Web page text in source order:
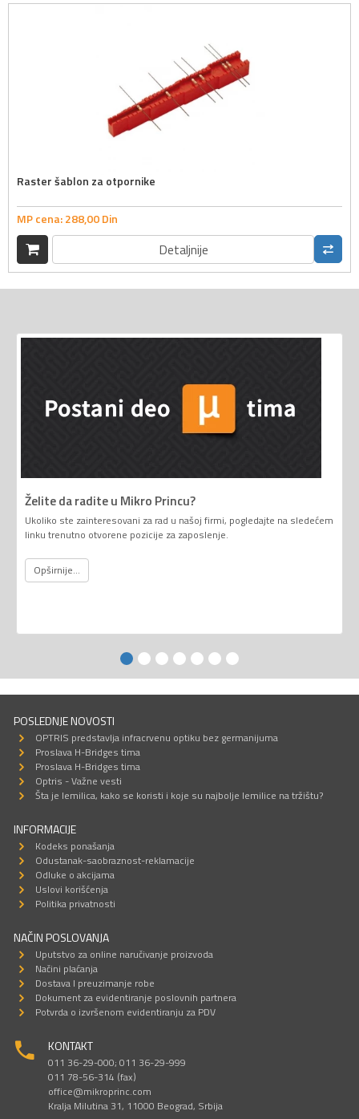
Raster šablon za otpornike
MP cena:288,00Din
Detaljnije
Želite da radite u Mikro Princu?
Ukoliko ste zainteresovani za rad u našoj firmi, pogledajte na sledećem
linku trenutno otvorene pozicije za zaposlenje.
Opširnije...
POSLEDNJE NOVOSTI
OPTRIS predstavlja infracrvenu optiku bez germanijuma
Proslava H-Bridges tima
Proslava H-Bridges tima
Optris - Važne vesti
Šta je lemilica, kako se koristi i koje su najbolje lemilice na tržištu?
INFORMACIJE
Kodeks ponašanja
Odustanak-saobraznost-reklamacije
Odluke o akcijama
Uslovi korišćenja
Politika privatnosti
NAČIN POSLOVANJA
Uputstvo za online naručivanje proizvoda
Načini plaćanja
Dostava I preuzimanje robe
Dokument za evidentiranje poslovnih partnera
Potvrda o izvršenom evidentiranju za PDV
KONTAKT
011 36-29-000; 011 36-29-999
011 78-56-314 (fax)
office@mikroprinc.com
Kralja Milutina 31, 11000 Beograd, Srbija